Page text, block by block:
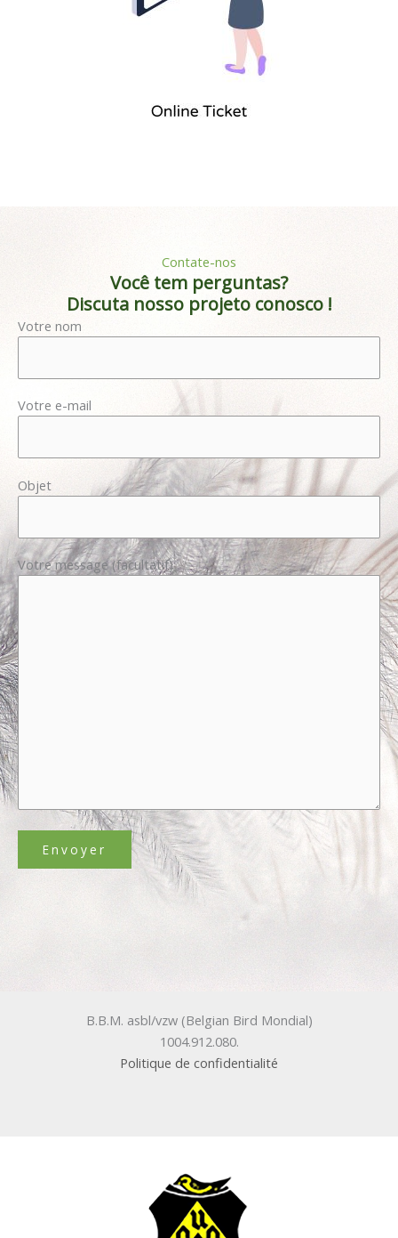
Contate-nos
Você tem perguntas?
Discuta nosso projeto conosco !
Votre nom
Votre e-mail
Objet
Votre message (facultatif)
B.B.M. asbl/vzw (Belgian Bird Mondial)
1004.912.080.
Politique de confidentialité